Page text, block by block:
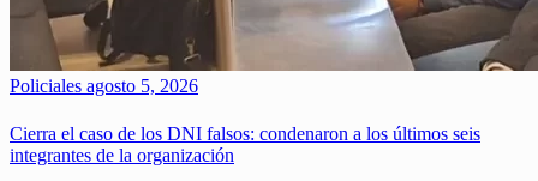
Policiales agosto 5, 2026
Cierra el caso de los DNI falsos: condenaron a los últimos seis
integrantes de la organización